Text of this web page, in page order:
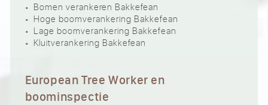
Bomen verankeren Bakkefean
Hoge boomverankering Bakkefean
Lage boomverankering Bakkefean
Kluitverankering Bakkefean
European Tree Worker en
boominspectie